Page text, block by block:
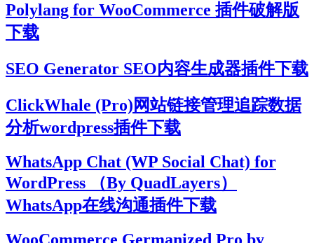
Polylang for WooCommerce 插件破解版
下载
SEO Generator SEO内容生成器插件下载
ClickWhale (Pro)网站链接管理追踪数据
分析wordpress插件下载
WhatsApp Chat (WP Social Chat) for
WordPress （By QuadLayers）
WhatsApp在线沟通插件下载
WooCommerce Germanized Pro by